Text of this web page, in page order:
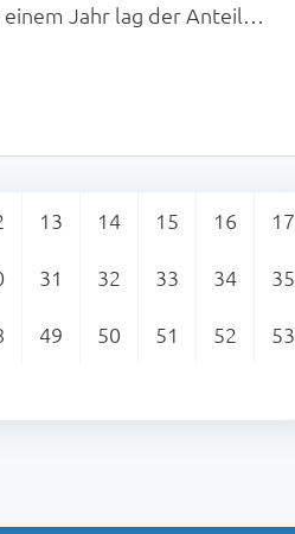
Jahr lag der Anteil
Das sind Ergebnisse
Befragung unter 1.003
in Deutschland im
13 14 15 16 17
31 32 33 34 35
49 50 51 52 53